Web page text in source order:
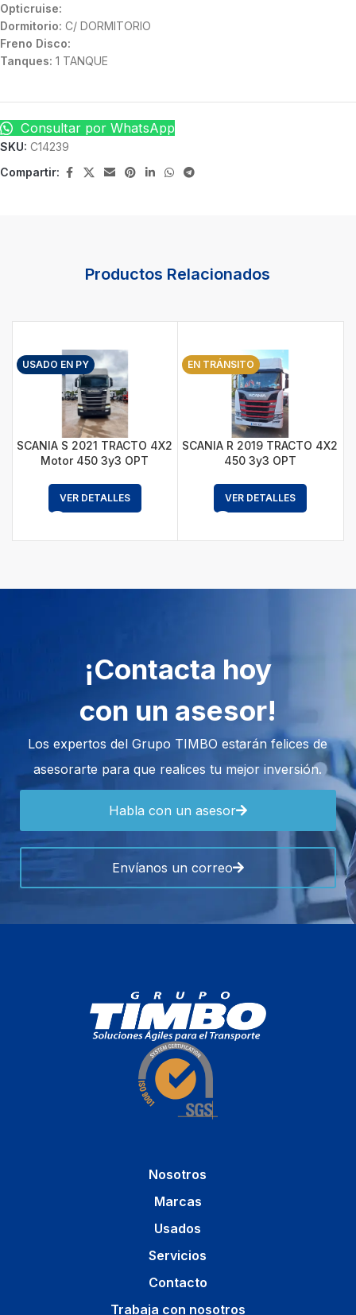
Opticruise:
Dormitorio: C/ DORMITORIO
Freno Disco:
Tanques: 1 TANQUE
Consultar por WhatsApp
SKU: C14239
Compartir:
Productos Relacionados
USADO EN PY
SCANIA S 2021 TRACTO 4X2
Motor 450 3y3 OPT
VER DETALLES
EN TRÁNSITO
SCANIA R 2019 TRACTO 4X2
450 3y3 OPT
VER DETALLES
¡Contacta hoy
con un asesor!
Los expertos del Grupo TIMBO estarán felices de
asesorarte para que realices tu mejor inversión.
Habla con un asesor
Envíanos un correo
Nosotros
Marcas
Usados
Servicios
Contacto
Trabaja con nosotros